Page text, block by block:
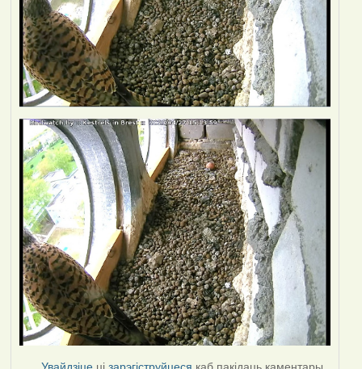
Увайдзіце цізарэгіструйцеся каб пакідаць каментары.